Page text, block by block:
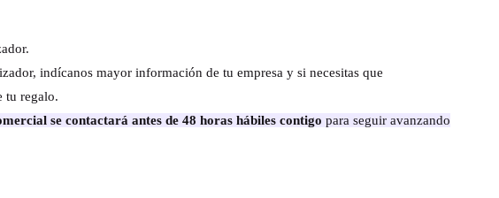
indícanos mayor información de tu empresa y si necesitas que
tu regalo.
se contactará antes de 48 horas hábiles contigo para seguir avanzando